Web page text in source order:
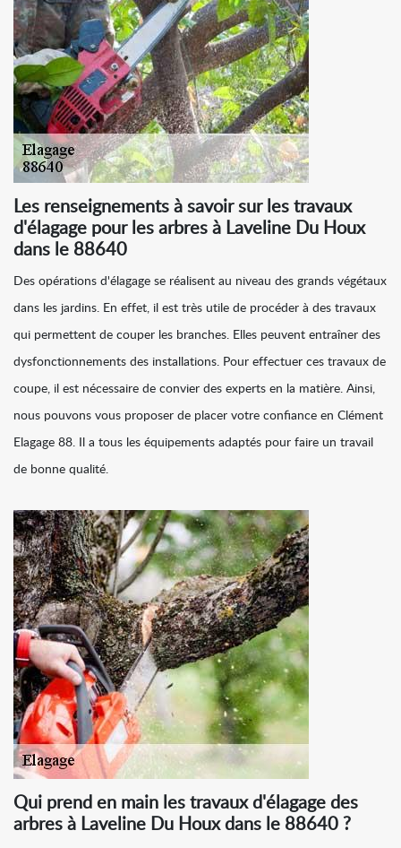
Les renseignements à savoir sur les travaux
d'élagage pour les arbres à Laveline Du Houx
dans le 88640
Des opérations d'élagage se réalisent au niveau des grands végétaux
dans les jardins. En effet, il est très utile de procéder à des travaux
qui permettent de couper les branches. Elles peuvent entraîner des
dysfonctionnements des installations. Pour effectuer ces travaux de
coupe, il est nécessaire de convier des experts en la matière. Ainsi,
nous pouvons vous proposer de placer votre confiance en Clément
Elagage 88. Il a tous les équipements adaptés pour faire un travail
de bonne qualité.
Qui prend en main les travaux d'élagage des
arbres à Laveline Du Houx dans le 88640 ?